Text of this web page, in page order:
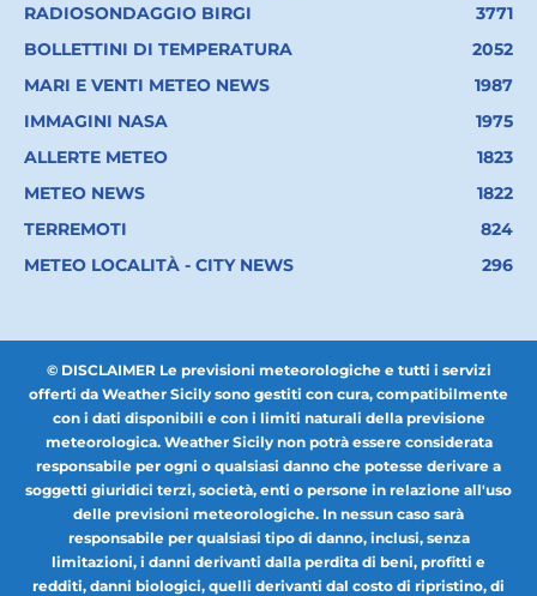
RADIOSONDAGGIO BIRGI
3771
BOLLETTINI DI TEMPERATURA
2052
MARI E VENTI METEO NEWS
1987
IMMAGINI NASA
1975
ALLERTE METEO
1823
METEO NEWS
1822
TERREMOTI
824
METEO LOCALITÀ - CITY NEWS
296
© DISCLAIMER Le previsioni meteorologiche e tutti i servizi
offerti da Weather Sicily sono gestiti con cura, compatibilmente
con i dati disponibili e con i limiti naturali della previsione
meteorologica. Weather Sicily non potrà essere considerata
responsabile per ogni o qualsiasi danno che potesse derivare a
soggetti giuridici terzi, società, enti o persone in relazione all'uso
delle previsioni meteorologiche. In nessun caso sarà
responsabile per qualsiasi tipo di danno, inclusi, senza
limitazioni, i danni derivanti dalla perdita di beni, profitti e
redditi, danni biologici, quelli derivanti dal costo di ripristino, di